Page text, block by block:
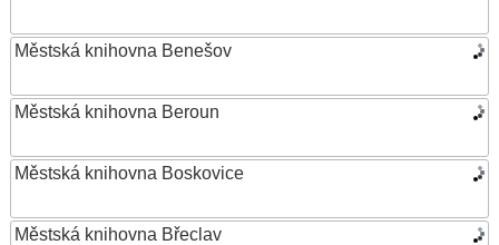
Městská knihovna Benešov
Městská knihovna Beroun
Městská knihovna Boskovice
Městská knihovna Břeclav